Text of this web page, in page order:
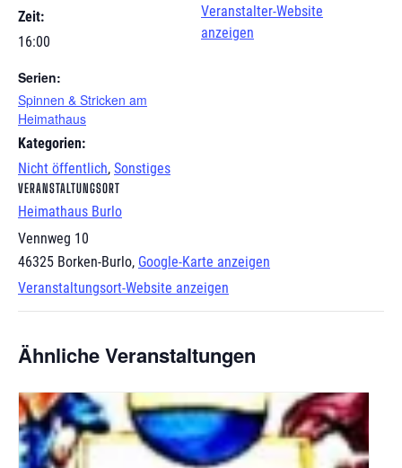
Zeit:
16:00
Serien:
Spinnen & Stricken am
Heimathaus
Kategorien:
Nicht öffentlich, Sonstiges
VERANSTALTUNGSORT
Heimathaus Burlo
Vennweg 10
46325 Borken-Burlo, Google-Karte anzeigen
Veranstaltungsort-Website anzeigen
Veranstalter-Website
anzeigen
Ähnliche Veranstaltungen